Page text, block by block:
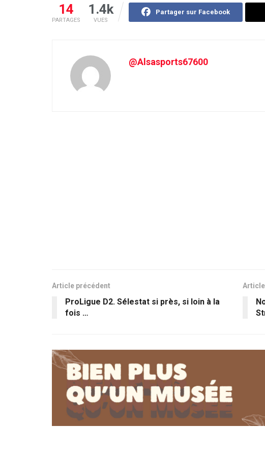
14
PARTAGES
1.4k
VUES
Partager sur Facebook
@Alsasports67600
Article précédent
ProLigue D2. Sélestat si près, si loin à la
fois …